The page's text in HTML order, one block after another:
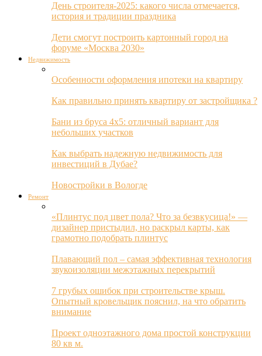
День строителя-2025: какого числа отмечается,
история и традиции праздника
Дети смогут построить картонный город на
форуме «Москва 2030»
Недвижимость
Особенности оформления ипотеки на квартиру
Как правильно принять квартиру от застройщика ?
Бани из бруса 4х5: отличный вариант для
небольших участков
Как выбрать надежную недвижимость для
инвестиций в Дубае?
Новостройки в Вологде
Ремонт
«Плинтус под цвет пола? Что за безвкусица!» —
дизайнер пристыдил, но раскрыл карты, как
грамотно подобрать плинтус
Плавающий пол – самая эффективная технология
звукоизоляции межэтажных перекрытий
7 грубых ошибок при строительстве крыш.
Опытный кровельщик пояснил, на что обратить
внимание
Проект одноэтажного дома простой конструкции
80 кв м.